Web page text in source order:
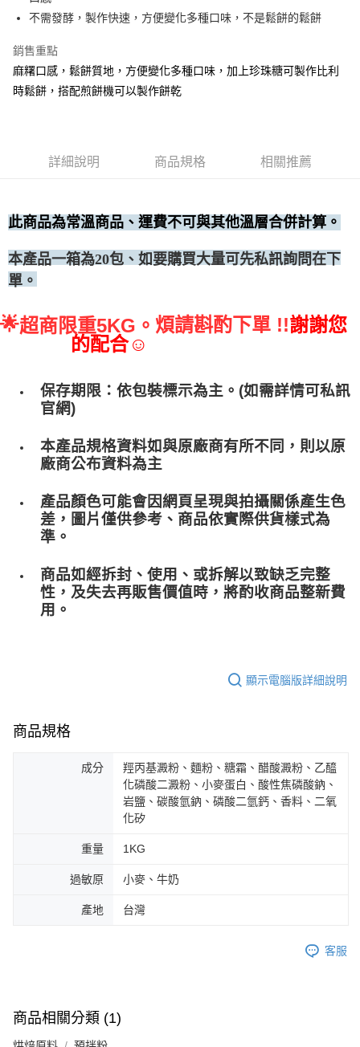
每筆NT$60，滿NT$699(含以上)免運費
(請點開選項勾選)
不需發酵，製作快速，方便變化多種口味，不是鬆餅的鬆餅
銷售重點
麻糬口感，鬆餅質地，方便變化多種口味，加上珍珠糖可製作比利
時鬆餅，搭配煎餅機可以製作餅乾
詳細說明 商品規格 相關推薦
此商品為常溫商品、運費不可與其他溫層合併計算。
本產品一箱為20包 、如要購買大量可先私訊詢問在下
單。
🌟超商限重5KG。 煩請斟酌下單 !!謝謝您
的配合☺
保存期限：依包裝標示為主。(如需詳情可私訊
官網)
本產品規格資料如與原廠商有所不同，則以原
廠商公布資料為主
產品顏色可能會因網頁呈現與拍攝關係產生色
差，圖片僅供參考、商品依實際供貨樣式為
準。
商品如經拆封、使用、或拆解以致缺乏完整
性，及失去再販售價值時，將酌收商品整﻿新費
用。
顯示電腦版詳細說明
商品規格
成分
羥丙基澱粉、麵粉、糖霜、醋酸澱粉、乙醯
化磷酸二澱粉、小麥蛋白、酸性焦磷酸鈉、
岩鹽、碳酸氫鈉、磷酸二氫鈣、香料、二氧
化矽
重量 1KG
過敏原 小麥、牛奶
產地 台灣
客服
商品相關分類 (1)